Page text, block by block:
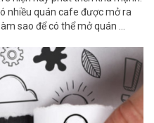
nhiều quán cafe được mở ra
sao để có thể mở quán ...